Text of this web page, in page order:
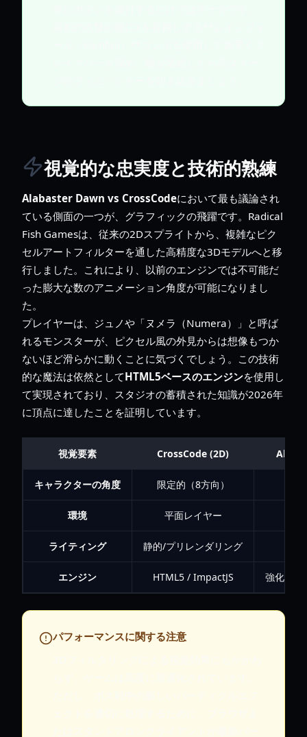
視覚的な忠実度と技術的熟練
Alabaster Dawn vs CrossCodeにおいて最も議論され
ている側面の一つが、グラフィックの飛躍です。Radical
Fish Gamesは、従来の2Dスプライトから、複雑なピク
セルアートフィルターを通した高精度な3Dモデルへと移
行しました。これにより、以前のエンジンでは不可能だ
った膨大な数のアニメーション角度が可能になりまし
た。
プレイヤーは、ジュノや「ヌメラ（Numera）」と呼ば
れるモンスターが、ピクセル風の外見からは想像もつか
ないほど滑らかに動くことに気づくでしょう。この技術
的な魔法は依然としてHTML5ベースのエンジンを使用し
て実現されており、スタジオの蓄積された知識が2026年
に頂点に達したことを証明しています。
視覚要素 CrossCode (2D)
キャラクターの角度 限定的（8方向）
環境 平面レイヤー
ライティング 静的/プリレンダリング
エンジン HTML5 / ImpactJS 強化され
パフォーマンスに関する注意